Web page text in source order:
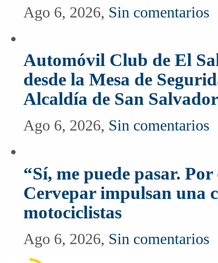
Ago 6, 2026, Sin comentarios
Automóvil Club de El
desde la Mesa de
Alcaldía de San Salvador
Ago 6, 2026, Sin comentarios
“Sí, me puede pasar.
Cervepar impulsan una
motociclistas
Ago 6, 2026, Sin comentarios